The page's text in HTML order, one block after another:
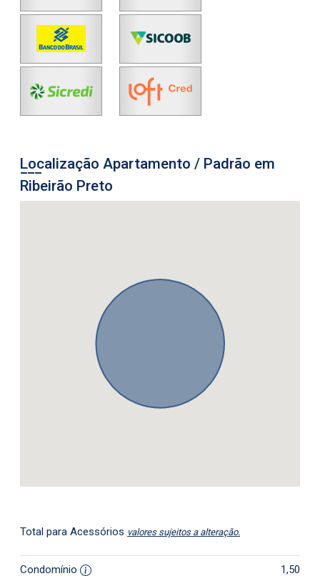
Localização Apartamento / Padrão em
Ribeirão Preto
Total para Acessórios valores sujeitos a alteração.
Condomínio 1,50